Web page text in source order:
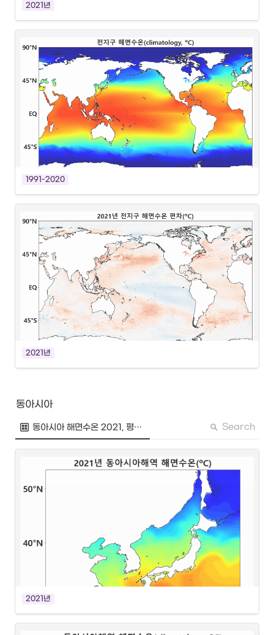
2021년
1991-2020
2021년
동아시아
동아시아 해면수온 2021, 평년평균, 편차 Search
2021년